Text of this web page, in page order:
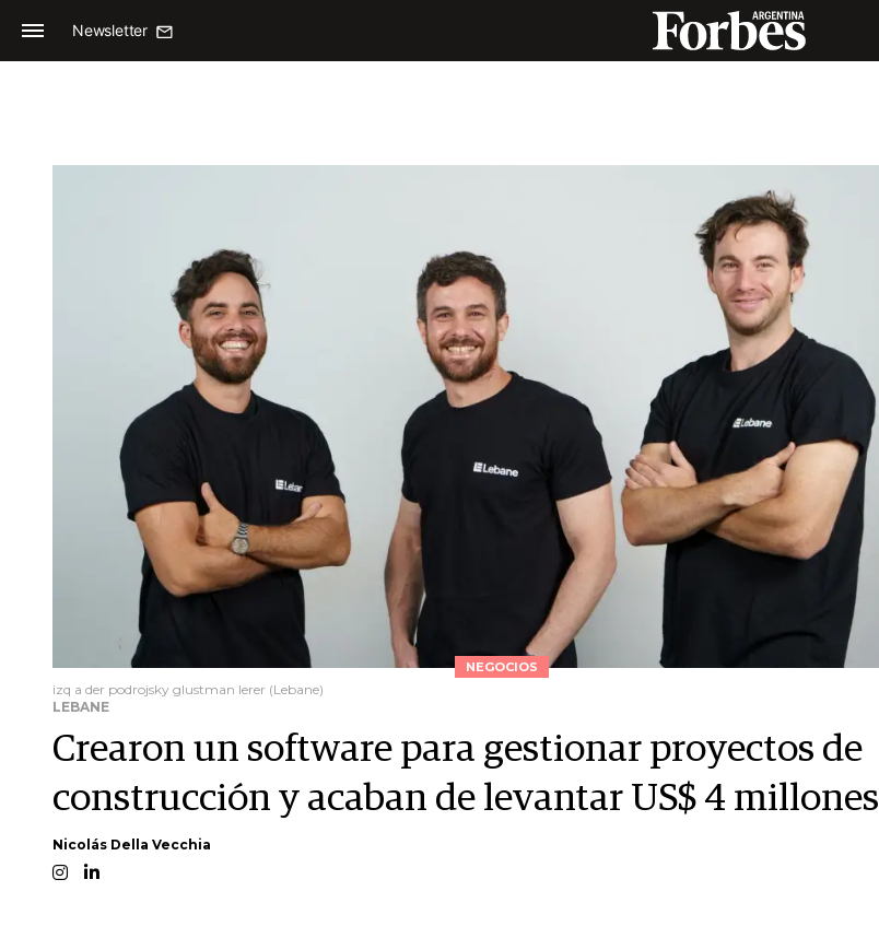
Newsletter
NEGOCIOS
izq a der podrojsky glustman lerer (Lebane)
LEBANE
Crearon un software para gestionar proyectos de
construcción y acaban de levantar US$ 4 millones
Nicolás Della Vecchia